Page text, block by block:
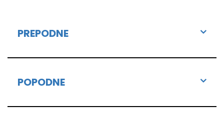
PREPODNE
POPODNE